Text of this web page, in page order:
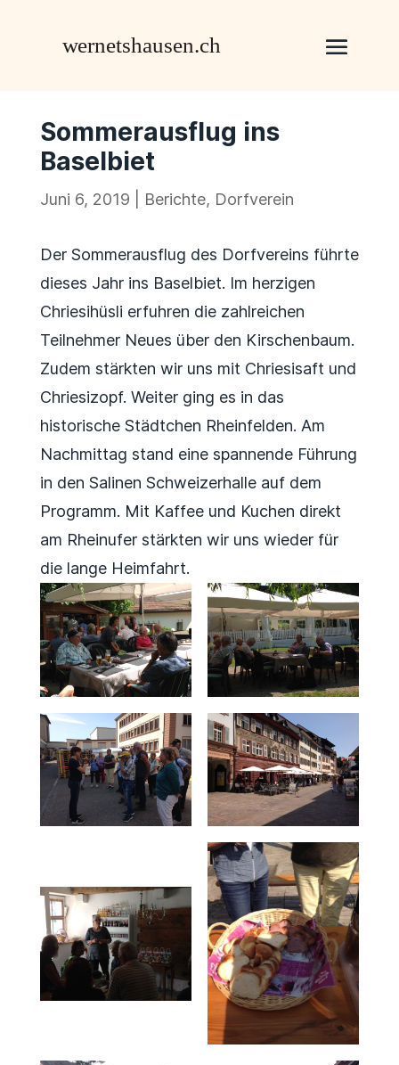
Sommerausflug ins
Baselbiet
Juni 6, 2019 Berichte, Dorfverein
Der Sommerausflug des Dorfvereins führte
dieses Jahr ins Baselbiet. Im herzigen
Chriesihüsli erfuhren die zahlreichen
Teilnehmer Neues über den Kirschenbaum.
Zudem stärkten wir uns mit Chriesisaft und
Chriesizopf. Weiter ging es in das
historische Städtchen Rheinfelden. Am
Nachmittag stand eine spannende Führung
in den Salinen Schweizerhalle auf dem
Programm. Mit Kaffee und Kuchen direkt
am Rheinufer stärkten wir uns wieder für
die lange Heimfahrt.